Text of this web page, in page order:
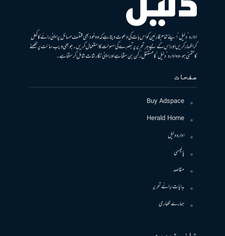
ادارہ ’دلیل‘ اپنے تمام قارئین کو اس بات کی دعوت دیتا ہے کہ وہ خود بھی مختلف مسائل پر اپنی رائے کا کھل
کر اظہار کریں اور اس کے لیے ہر تحریر پر تبصرے کی سہولت کا استعمال کریں۔ جو بھی ویب سائٹ پر لکھنے
کا متمنی ہو، وہ ادارہ ’دلیل‘ کا مستقل رکن بن سکتا ہے اور اپنی نگارشات شامل کرسکتا ہے۔
صفحات
Buy Adspace
Herald Home
ادارہ دلیل
پالیسی
مقاصد
ہدایات برائے تحریر
ہمارے لکھاری